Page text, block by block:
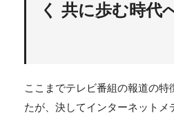
く 共に歩む時代
ここまでテレビ番組の報道の特
たが、決してインターネット